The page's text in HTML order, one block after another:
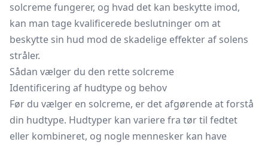
solcreme fungerer, og hvad det kan beskytte imod,
kan man tage kvalificerede beslutninger om at
beskytte sin hud mod de skadelige effekter af solens
stråler.
Sådan vælger du den rette solcreme
Identificering af hudtype og behov
Før du vælger en solcreme, er det afgørende at forstå
din hudtype. Hudtyper kan variere fra tør til fedtet
eller kombineret, og nogle mennesker kan have